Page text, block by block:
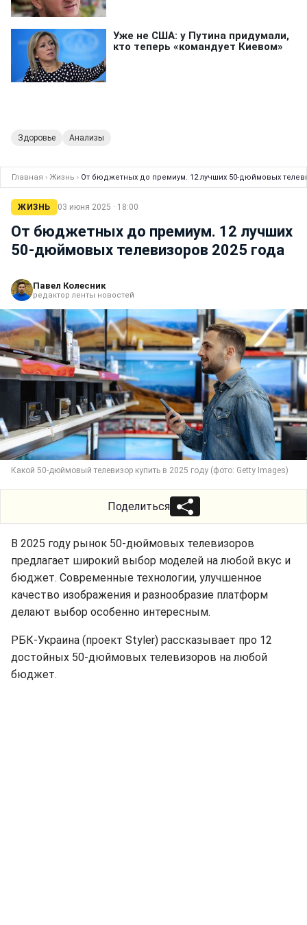
Здоровье Анализы
Главная › Жизнь › От бюджетных до премиум. 12 лучших 50-дюймовых
ЖИЗНЬ 03 июня 2025 · 18:00
От бюджетных до премиум. 12 лучших
50-дюймовых телевизоров 2025 года
Павел Колесник
редактор ленты новостей
Какой 50-дюймовый телевизор купить в 2025 году (фото: Getty Images)
Поделиться
В 2025 году рынок 50-дюймовых телевизоров
предлагает широкий выбор моделей на любой вкус и
бюджет. Современные технологии, улучшенное
качество изображения и разнообразие платформ
делают выбор особенно интересным.
РБК-Украина (проект Styler) рассказывает про 12
достойных 50-дюймовых телевизоров на любой
бюджет.